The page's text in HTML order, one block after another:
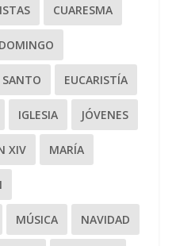
CUARESMA
DOMINGO
SANTO EUCARISTÍA
IGLESIA JÓVENES
XIV MARÍA
MÚSICA NAVIDAD